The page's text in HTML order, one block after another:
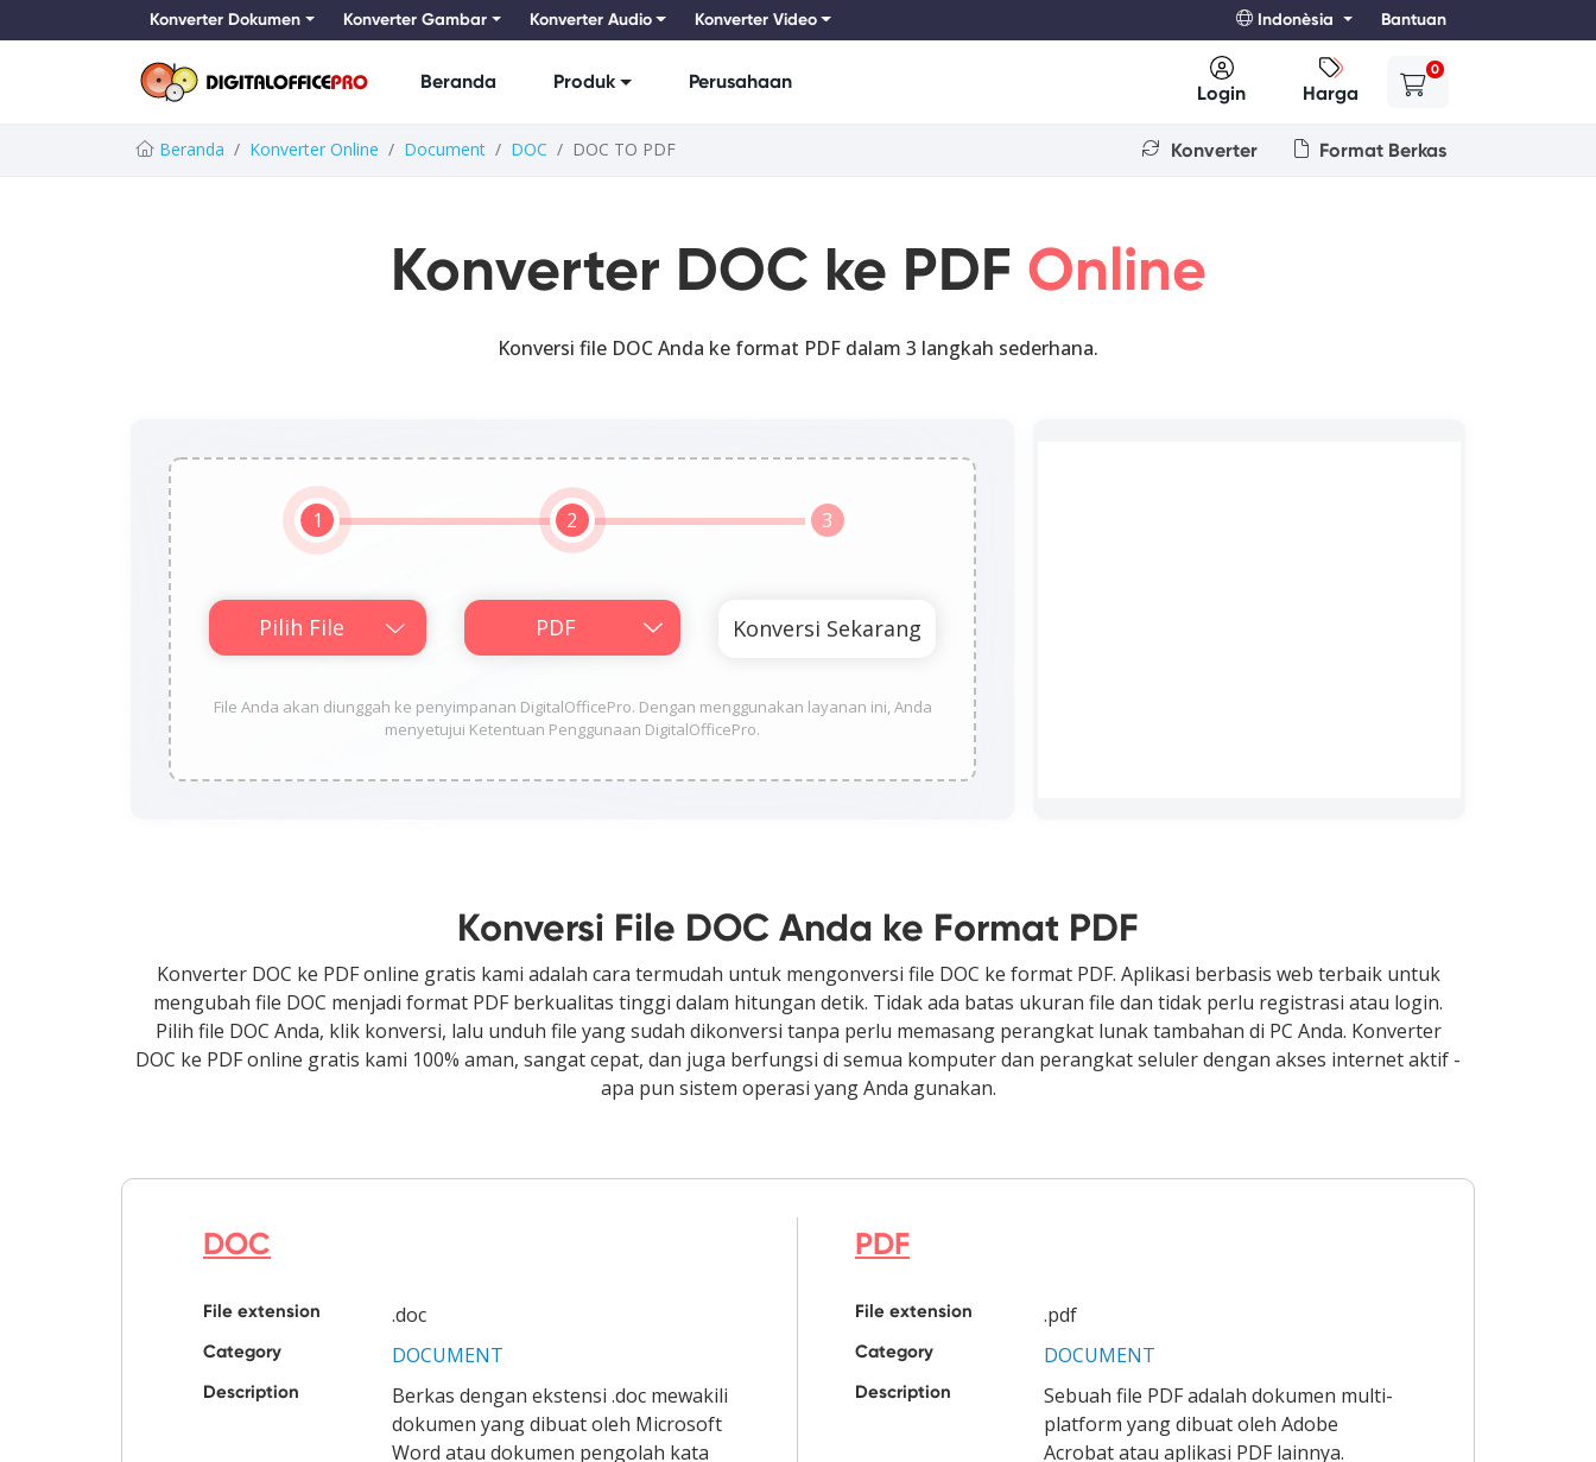
Konverter Dokumen Konverter Gambar Konverter Audio Konverter Video Indonèsia Bantuan
Beranda Produk Perusahaan
Login Harga
0
Beranda Konverter Online Document DOC DOC TO PDF Konverter Format Berkas
Konverter DOC ke PDF Online
Konversi file DOC Anda ke format PDF dalam 3 langkah sederhana.
1
Pilih File
2 3
File Anda akan diunggah ke penyimpanan DigitalOfficePro. Dengan menggunakan layanan ini, Anda
menyetujui Ketentuan Penggunaan DigitalOfficePro.
Konversi File DOC Anda ke Format PDF
Konverter DOC ke PDF online gratis kami adalah cara termudah untuk mengonversi file DOC ke format PDF. Aplikasi berbasis web terbaik untuk
mengubah file DOC menjadi format PDF berkualitas tinggi dalam hitungan detik. Tidak ada batas ukuran file dan tidak perlu registrasi atau login.
Pilih file DOC Anda, klik konversi, lalu unduh file yang sudah dikonversi tanpa perlu memasang perangkat lunak tambahan di PC Anda. Konverter
DOC ke PDF online gratis kami 100% aman, sangat cepat, dan juga berfungsi di semua komputer dan perangkat seluler dengan akses internet aktif -
apa pun sistem operasi yang Anda gunakan.
DOC
File extension .doc
Category DOCUMENT
Description
Berkas dengan ekstensi .doc mewakili
dokumen yang dibuat oleh Microsoft
Word atau dokumen pengolah kata
PDF
File extension .pdf
Category DOCUMENT
Description
Sebuah file PDF adalah dokumen multi-
platform yang dibuat oleh Adobe
Acrobat atau aplikasi PDF lainnya.